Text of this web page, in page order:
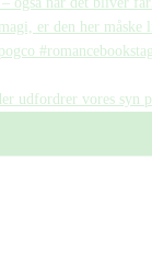
udfordrer vores syn p